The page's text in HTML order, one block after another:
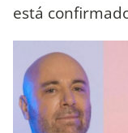
está